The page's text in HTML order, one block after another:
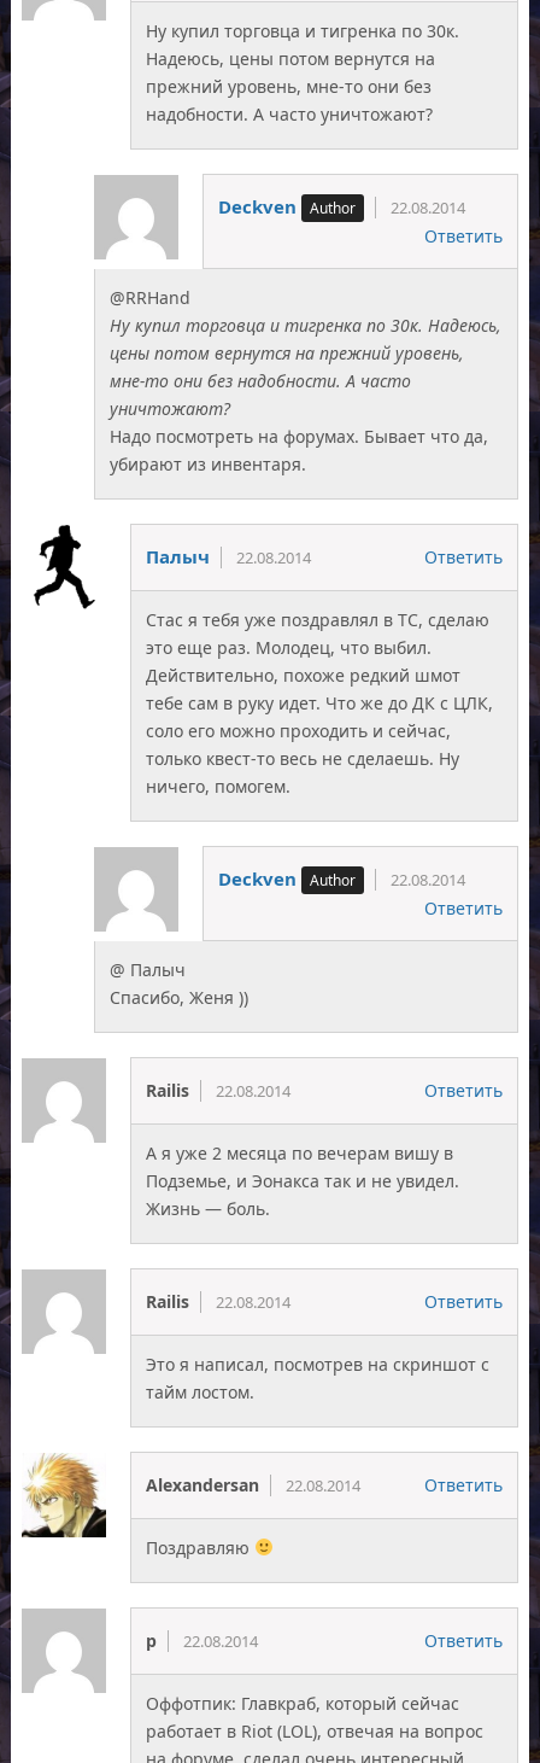
Ну купил торговца и тигренка по 30к.
Надеюсь, цены потом вернутся на
прежний уровень, мне-то они без
надобности. А часто уничтожают?
Deckven 22.08.2014
Ответить
@RRHand
Ну купил торговца и тигренка по 30к. Надеюсь,
цены потом вернутся на прежний уровень,
мне-то они без надобности. А часто
уничтожают?
Надо посмотреть на форумах. Бывает что да,
убирают из инвентаря.
Палыч 22.08.2014 Ответить
Стас я тебя уже поздравлял в ТС, сделаю
это еще раз. Молодец, что выбил.
Действительно, похоже редкий шмот
тебе сам в руку идет. Что же до ДК с ЦЛК,
соло его можно проходить и сейчас,
только квест-то весь не сделаешь. Ну
ничего, помогем.
Deckven 22.08.2014
Ответить
@ Палыч
Спасибо, Женя ))
Railis 22.08.2014 Ответить
А я уже 2 месяца по вечерам вишу в
Подземье, и Эонакса так и не увидел.
Жизнь — боль.
Railis 22.08.2014 Ответить
Это я написал, посмотрев на скриншот с
тайм лостом.
Alexandersan 22.08.2014 Ответить
Поздравляю
p 22.08.2014 Ответить
Оффотпик: Главкраб, который сейчас
работает в Riot (LOL), отвечая на вопрос